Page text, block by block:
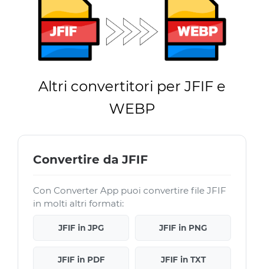
Altri convertitori per JFIF e
WEBP
Convertire da JFIF
Con Converter App puoi convertire file JFIF
in molti altri formati:
JFIF in JPG JFIF in PNG
JFIF in PDF JFIF in TXT